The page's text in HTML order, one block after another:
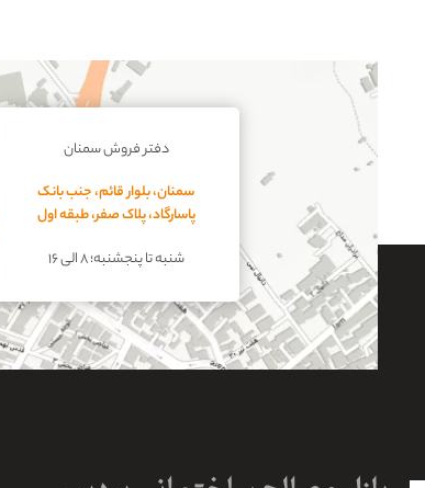
دفتر فروش سمنان
سمنان، بلوار قائم، جنب بانک
پاسارگاد، پلاک صفر، طبقه اول
شنبه تا پنجشنبه؛ ۸ الی ۱۶